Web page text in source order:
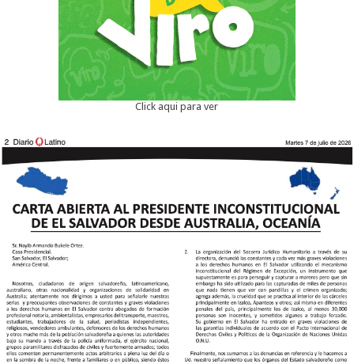
Click aqui para ver